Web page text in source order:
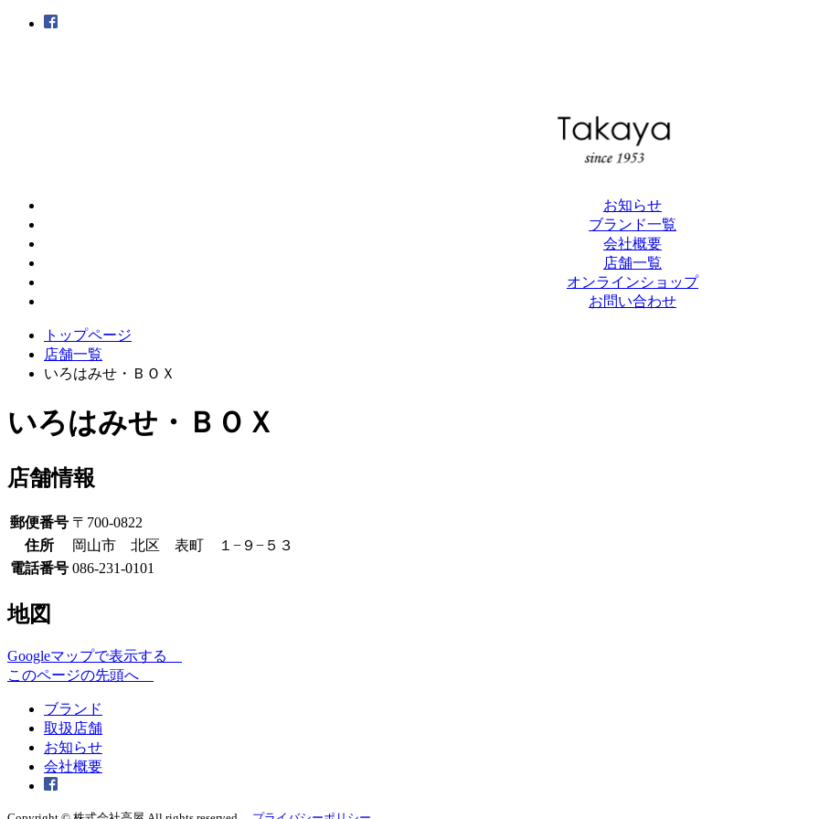
お知らせ
ブランド一覧
会社概要
店舗一覧
オンラインショップ
お問い合わせ
トップページ
店舗一覧
いろはみせ・ＢＯＸ
いろはみせ・ＢＯＸ
店舗情報
郵便番号 〒700-0822
住所
岡山市 北区 表町 １−９−５３
電話番号 086-231-0101
地図
Googleマップで表示する
このページの先頭へ
ブランド
取扱店舗
お知らせ
会社概要